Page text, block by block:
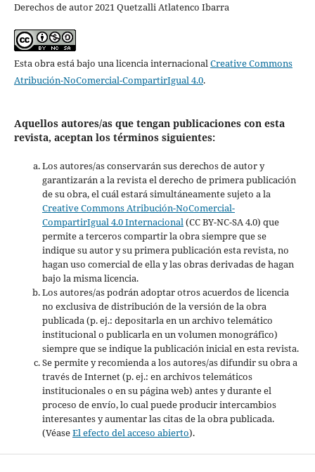
Derechos de autor 2021 Quetzalli Atlatenco Ibarra
Esta obra está bajo una licencia internacionalCreative Commons
Atribución-NoComercial-CompartirIgual 4.0.
Aquellos autores/as que tengan publicaciones con esta
revista, aceptan los términos siguientes:
Los autores/as conservarán sus derechos de autor y
garantizarán a la revista el derecho de primera publicación
de su obra, el cuál estará simultáneamente sujeto a la
Creative Commons Atribución-NoComercial-
CompartirIgual 4.0 Internacional(CC BY-NC-SA 4.0) que
permite a terceros compartir la obra siempre que se
indique su autor y su primera publicación esta revista, no
hagan uso comercial de ella y las obras derivadas de hagan
bajo la misma licencia.
Los autores/as podrán adoptar otros acuerdos de licencia
no exclusiva de distribución de la versión de la obra
publicada (p. ej.: depositarla en un archivo telemático
institucional o publicarla en un volumen monográfico)
siempre que se indique la publicación inicial en esta revista.
Se permite y recomienda a los autores/as difundir su obra a
través de Internet (p. ej.: en archivos telemáticos
institucionales o en su página web) antes y durante el
proceso de envío, lo cual puede producir intercambios
interesantes y aumentar las citas de la obra publicada.
(VéaseEl efecto del acceso abierto).